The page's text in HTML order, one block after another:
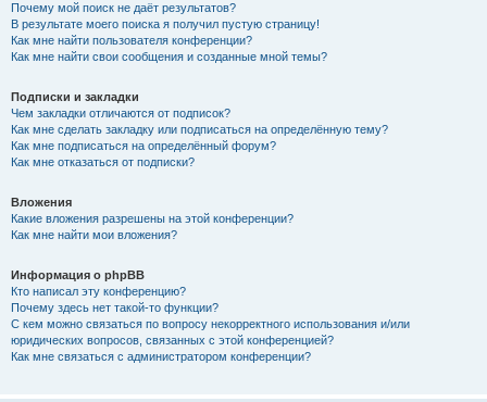
Почему мой поиск не даёт результатов?
В результате моего поиска я получил пустую страницу!
Как мне найти пользователя конференции?
Как мне найти свои сообщения и созданные мной темы?
Подписки и закладки
Чем закладки отличаются от подписок?
Как мне сделать закладку или подписаться на определённую тему?
Как мне подписаться на определённый форум?
Как мне отказаться от подписки?
Вложения
Какие вложения разрешены на этой конференции?
Как мне найти мои вложения?
Информация о phpBB
Кто написал эту конференцию?
Почему здесь нет такой-то функции?
С кем можно связаться по вопросу некорректного использования и/или
юридических вопросов, связанных с этой конференцией?
Как мне связаться с администратором конференции?